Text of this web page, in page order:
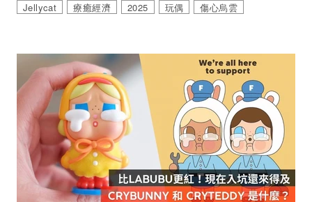
Jellycat 療癒經濟 2025 玩偶 傷心烏雲